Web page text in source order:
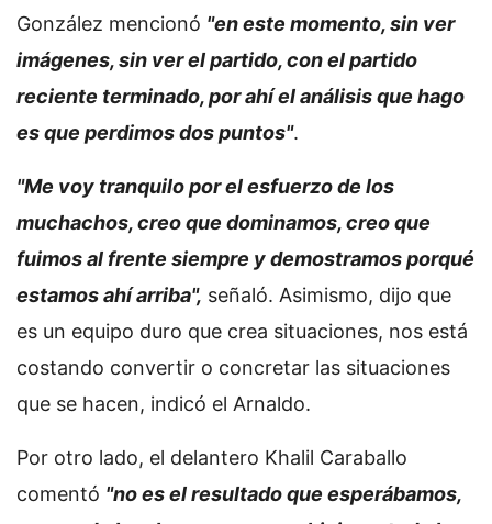
González mencionó "en este momento, sin ver
imágenes, sin ver el partido, con el partido
reciente terminado, por ahí el análisis que hago
es que perdimos dos puntos".
"Me voy tranquilo por el esfuerzo de los
muchachos, creo que dominamos, creo que
fuimos al frente siempre y demostramos porqué
estamos ahí arriba", señaló. Asimismo, dijo que
es un equipo duro que crea situaciones, nos está
costando convertir o concretar las situaciones
que se hacen, indicó el Arnaldo.
Por otro lado, el delantero Khalil Caraballo
comentó "no es el resultado que esperábamos,